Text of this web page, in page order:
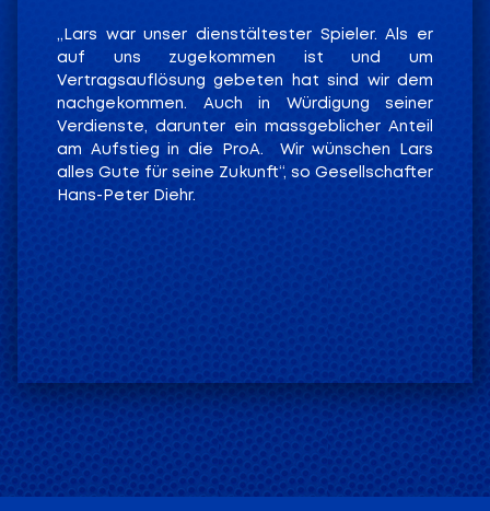
„Lars war unser dienstältester Spieler. Als er
auf uns zugekommen ist und um
Vertragsauflösung gebeten hat sind wir dem
nachgekommen. Auch in Würdigung seiner
Verdienste, darunter ein massgeblicher Anteil
am Aufstieg in die ProA.
Wir wünschen Lars
alles Gute für seine Zukunft“, so Gesellschafter
Hans-Peter Diehr.